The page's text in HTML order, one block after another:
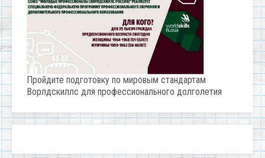
Пройдите подготовку по мировым стандартам
Ворлдскиллс для профессионального долголетия